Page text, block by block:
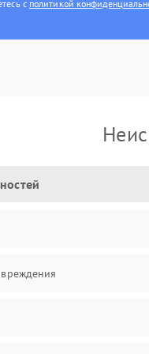
с политикой